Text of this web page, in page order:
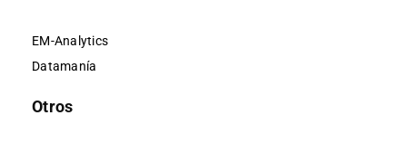
EM-Analytics
Datamanía
Otros